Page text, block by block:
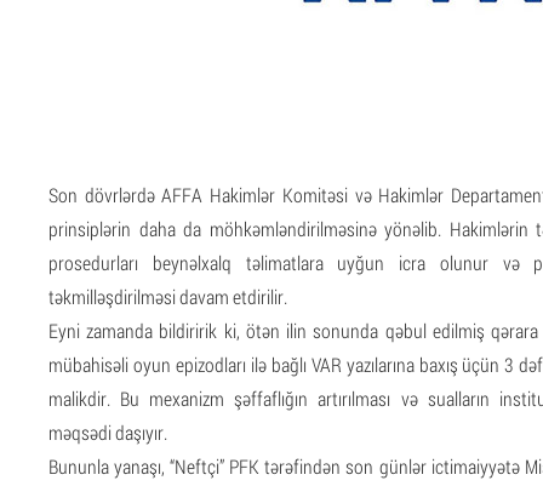
Son dövrlərdə AFFA Hakimlər Komitəsi və Hakimlər
prinsiplərin daha da möhkəmləndirilməsinə yönəlib. Hakimlərin
prosedurları beynəlxalq təlimatlara uyğun icra olunur və
təkmilləşdirilməsi davam etdirilir.
Eyni zamanda bildiririk ki, ötən ilin sonunda qəbul edilmiş
mübahisəli oyun epizodları ilə bağlı VAR yazılarına baxış üçün 3
malikdir. Bu mexanizm şəffaflığın artırılması və sualların
məqsədi daşıyır.
Bununla yanaşı, “Neftçi” PFK tərəfindən son günlər ictimaiyyətə